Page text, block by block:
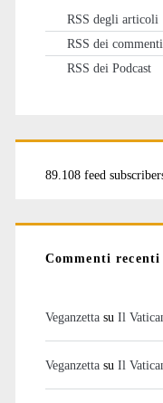
RSS degli articoli
RSS dei commenti
RSS dei Podcast
89.108 feed
Commenti recenti
Veganzettasu Il
Veganzettasu Il